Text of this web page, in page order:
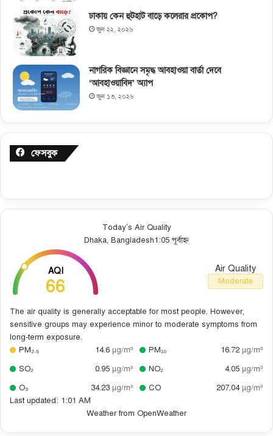
ঢাকায় কেন হুটহাট বাড়ে কলেরার প্রকোপ?
জুন ২২, ২০২৬
নাগরিক বিজ্ঞানে সমৃদ্ধ আবহাওয়া বার্তা দেবে
‘আবহাওয়াবিদ’ অ্যাপ
জুন ১৩, ২০২৬
ফেসবুক
Today’s Air Quality
Dhaka, Bangladesh1:05 পূর্বাহ্ন
AQI
66
Air Quality
Moderate
The air quality is generally acceptable for most people. However,
sensitive groups may experience minor to moderate symptoms from
long-term exposure.
PM₂.₅
14.6 µg/m³ PM₁₀ 16.72 µg/m³
SO₂
0.95 µg/m³ NO₂ 4.05 µg/m³
O₃
34.23 µg/m³ CO 207.04 µg/m³
Last updated: 1:01 AM
Weather from OpenWeather